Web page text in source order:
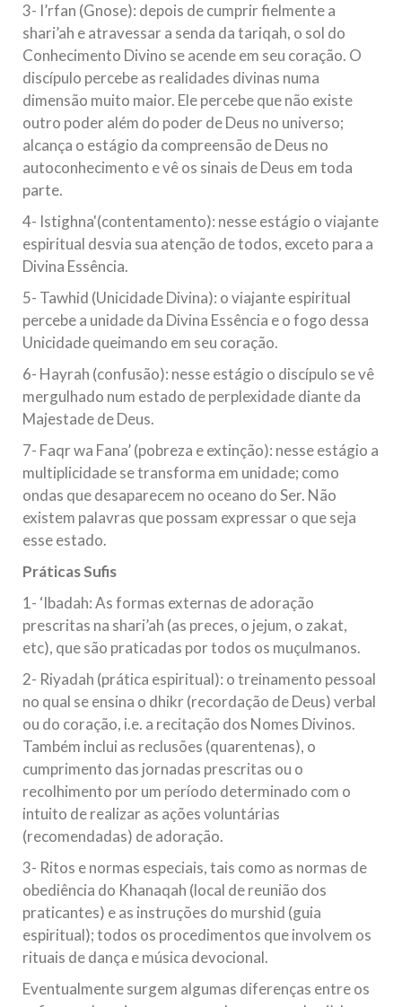
3- I’rfan (Gnose): depois de cumprir fielmente a
shari’ah e atravessar a senda da tariqah, o sol do
Conhecimento Divino se acende em seu coração. O
discípulo percebe as realidades divinas numa
dimensão muito maior. Ele percebe que não existe
outro poder além do poder de Deus no universo;
alcança o estágio da compreensão de Deus no
autoconhecimento e vê os sinais de Deus em toda
parte.
4- Istighna'(contentamento): nesse estágio o viajante
espiritual desvia sua atenção de todos, exceto para a
Divina Essência.
5- Tawhid (Unicidade Divina): o viajante espiritual
percebe a unidade da Divina Essência e o fogo dessa
Unicidade queimando em seu coração.
6- Hayrah (confusão): nesse estágio o discípulo se vê
mergulhado num estado de perplexidade diante da
Majestade de Deus.
7- Faqr wa Fana’ (pobreza e extinção): nesse estágio a
multiplicidade se transforma em unidade; como
ondas que desaparecem no oceano do Ser. Não
existem palavras que possam expressar o que seja
esse estado.
Práticas Sufis
1- ‘Ibadah: As formas externas de adoração
prescritas na shari’ah (as preces, o jejum, o zakat,
etc), que são praticadas por todos os muçulmanos.
2- Riyadah (prática espiritual): o treinamento pessoal
no qual se ensina o dhikr (recordação de Deus) verbal
ou do coração, i.e. a recitação dos Nomes Divinos.
Também inclui as reclusões (quarentenas), o
cumprimento das jornadas prescritas ou o
recolhimento por um período determinado com o
intuito de realizar as ações voluntárias
(recomendadas) de adoração.
3- Ritos e normas especiais, tais como as normas de
obediência do Khanaqah (local de reunião dos
praticantes) e as instruções do murshid (guia
espiritual); todos os procedimentos que involvem os
rituais de dança e música devocional.
Eventualmente surgem algumas diferenças entre os